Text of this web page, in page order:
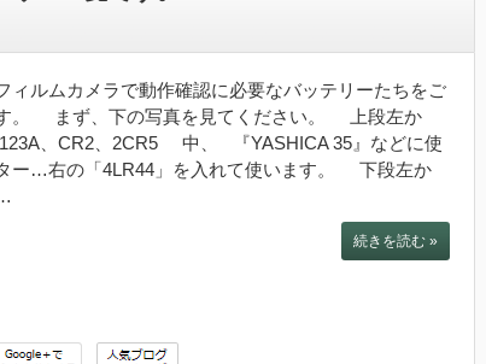
ィルムカメラで動作確認に必要なバッテリーたちをご
。 まず、下の写真を見てください。 上段左か
、CR2、2CR5 中、 『YASHICA 35』などに使
ー…右の「4LR44」を入れて使います。 下段左か
続きを読む »